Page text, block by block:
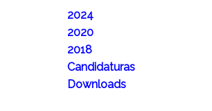
2024
2020
2018
Candidaturas
Downloads